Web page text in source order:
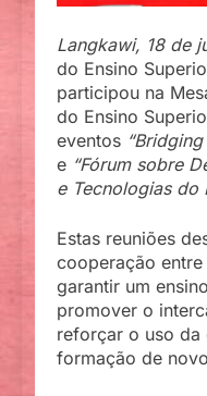
Langkawi, 18 de
do Ensino
participou na
do Ensino
eventos
e “Fórum sobre
e Tecnologias do
Estas reuniões
cooperação entre
garantir um
promover o
reforçar o uso da
formação de